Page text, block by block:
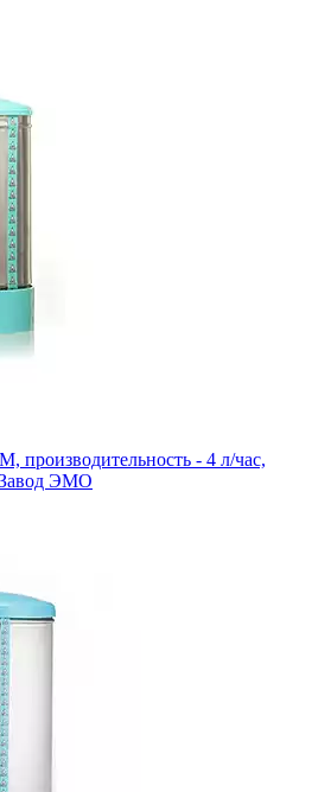
производительность - 4 л/час,
ЭМО